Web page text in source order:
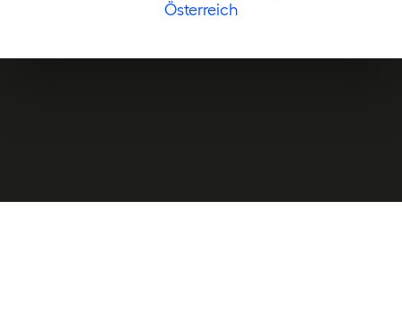
Österreich